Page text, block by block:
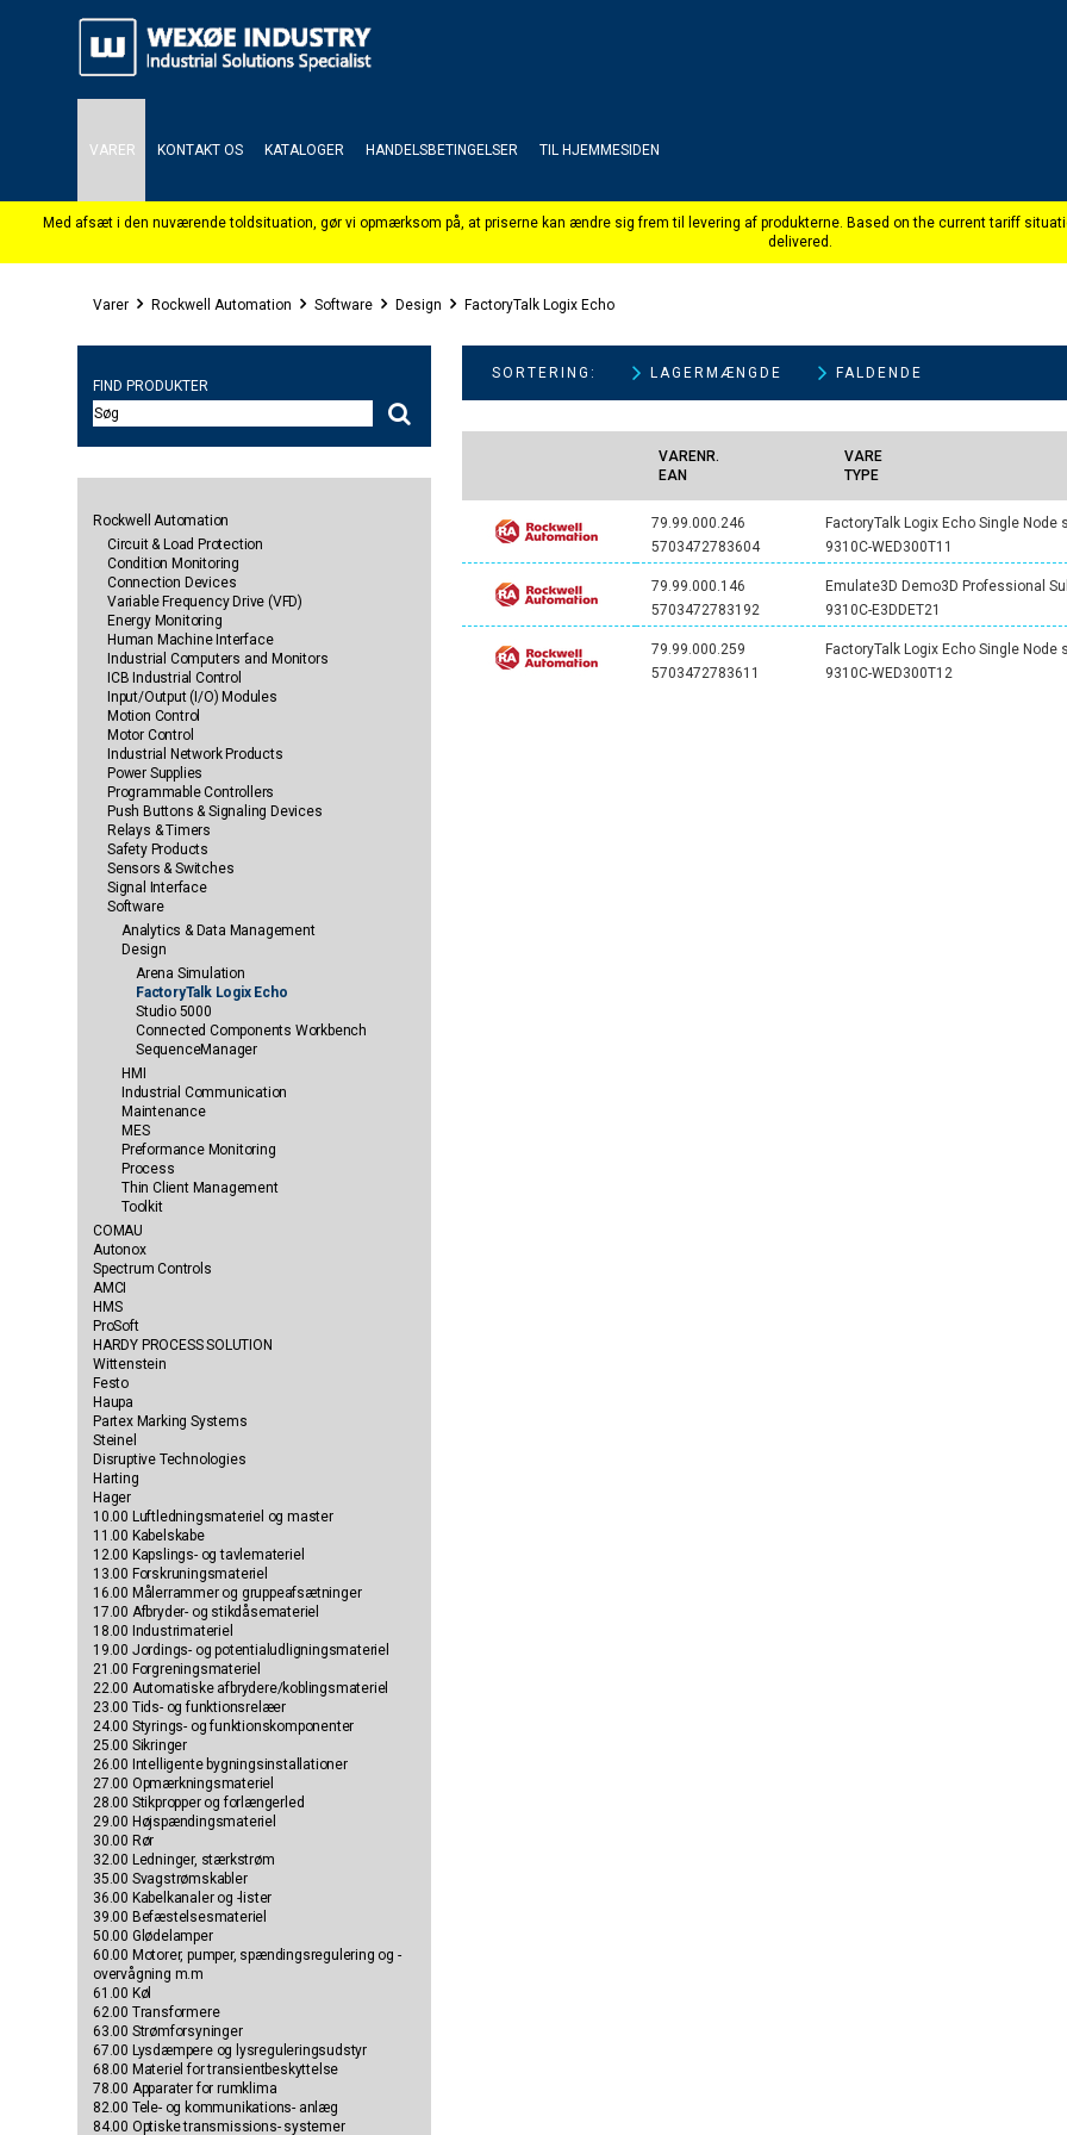
VARER KONTAKT OS KATALOGER HANDELSBETINGELSER TIL HJEMMESIDEN
Varer Rockwell Automation Software Design FactoryTalk Logix Echo
FIND PRODUKTER
Rockwell Automation
Circuit & Load Protection
Condition Monitoring
Connection Devices
Variable Frequency Drive (VFD)
Energy Monitoring
Human Machine Interface
Industrial Computers and Monitors
ICB Industrial Control
Input/Output (I/O) Modules
Motion Control
Motor Control
Industrial Network Products
Power Supplies
Programmable Controllers
Push Buttons & Signaling Devices
Relays & Timers
Safety Products
Sensors & Switches
Signal Interface
Software
Analytics & Data Management
Design
Arena Simulation
FactoryTalk Logix Echo
Studio 5000
Connected Components Workbench
SequenceManager
HMI
Industrial Communication
Maintenance
MES
Preformance Monitoring
Process
Thin Client Management
Toolkit
COMAU
Autonox
Spectrum Controls
AMCI
HMS
ProSoft
HARDY PROCESS SOLUTION
Wittenstein
Festo
Haupa
Partex Marking Systems
Steinel
Disruptive Technologies
Harting
Hager
10.00 Luftledningsmateriel og master
11.00 Kabelskabe
12.00 Kapslings- og tavlemateriel
13.00 Forskruningsmateriel
16.00 Målerrammer og gruppeafsætninger
17.00 Afbryder- og stikdåsemateriel
18.00 Industrimateriel
19.00 Jordings- og potentialudligningsmateriel
21.00 Forgreningsmateriel
22.00 Automatiske afbrydere/koblingsmateriel
23.00 Tids- og funktionsrelæer
24.00 Styrings- og funktionskomponenter
25.00 Sikringer
26.00 Intelligente bygningsinstallationer
27.00 Opmærkningsmateriel
28.00 Stikpropper og forlængerled
29.00 Højspændingsmateriel
30.00 Rør
32.00 Ledninger, stærkstrøm
35.00 Svagstrømskabler
36.00 Kabelkanaler og -lister
39.00 Befæstelsesmateriel
50.00 Glødelamper
60.00 Motorer, pumper, spændingsregulering og -
overvågning m.m
61.00 Køl
62.00 Transformere
63.00 Strømforsyninger
67.00 Lysdæmpere og lysreguleringsudstyr
68.00 Materiel for transientbeskyttelse
78.00 Apparater for rumklima
82.00 Tele- og kommunikations- anlæg
84.00 Optiske transmissions- systemer
SORTERING:
VARENR.
EAN
VARE
TYPE
79.99.000.246
5703472783604
FactoryTalk Logix Echo Single Node
9310C-WED300T11
79.99.000.146
5703472783192
Emulate3D Demo3D Professional
9310C-E3DDET21
79.99.000.259
5703472783611
FactoryTalk Logix Echo Single Node
9310C-WED300T12